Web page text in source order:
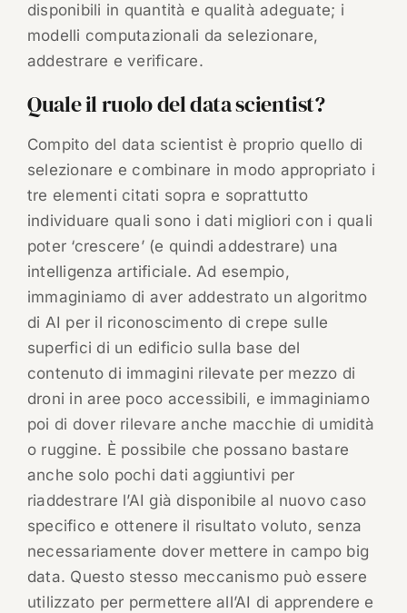
disponibili in quantità e qualità adeguate; i
modelli computazionali da selezionare,
addestrare e verificare.
Quale il ruolo del data scientist?
Compito del data scientist è proprio quello di
selezionare e combinare in modo appropriato i
tre elementi citati sopra e soprattutto
individuare quali sono i dati migliori con i quali
poter ‘crescere’ (e quindi addestrare) una
intelligenza artificiale. Ad esempio,
immaginiamo di aver addestrato un algoritmo
di AI per il riconoscimento di crepe sulle
superfici di un edificio sulla base del
contenuto di immagini rilevate per mezzo di
droni in aree poco accessibili, e immaginiamo
poi di dover rilevare anche macchie di umidità
o ruggine. È possibile che possano bastare
anche solo pochi dati aggiuntivi per
riaddestrare l’AI già disponibile al nuovo caso
specifico e ottenere il risultato voluto, senza
necessariamente dover mettere in campo big
data. Questo stesso meccanismo può essere
utilizzato per permettere all’AI di apprendere e